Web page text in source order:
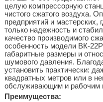
целую компрессорную
чистого сжатого воздуха.
предприятий и мастерских,
только надежность и
качество производимого
особенность модели ВК-
габаритные размеры и
шумового давления.
установить практически:
квадратных метров или в
обслуживающим и рабочим
Преимущества: